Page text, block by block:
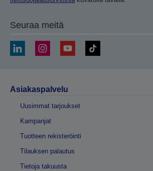
Seuraa meitä
Asiakaspalvelu
Uusimmat tarjoukset
Kampanjat
Tuotteen rekisteröinti
Tilauksen palautus
Tietoja takuusta